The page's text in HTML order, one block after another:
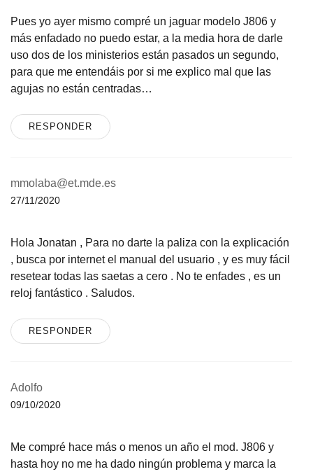
Pues yo ayer mismo compré un jaguar modelo J806 y
más enfadado no puedo estar, a la media hora de darle
uso dos de los ministerios están pasados un segundo,
para que me entendáis por si me explico mal que las
agujas no están centradas…
RESPONDER
mmolaba@et.mde.es
27/11/2020
Hola Jonatan , Para no darte la paliza con la explicación
, busca por internet el manual del usuario , y es muy fácil
resetear todas las saetas a cero . No te enfades , es un
reloj fantástico . Saludos.
RESPONDER
Adolfo
09/10/2020
Me compré hace más o menos un año el mod. J806 y
hasta hoy no me ha dado ningún problema y marca la